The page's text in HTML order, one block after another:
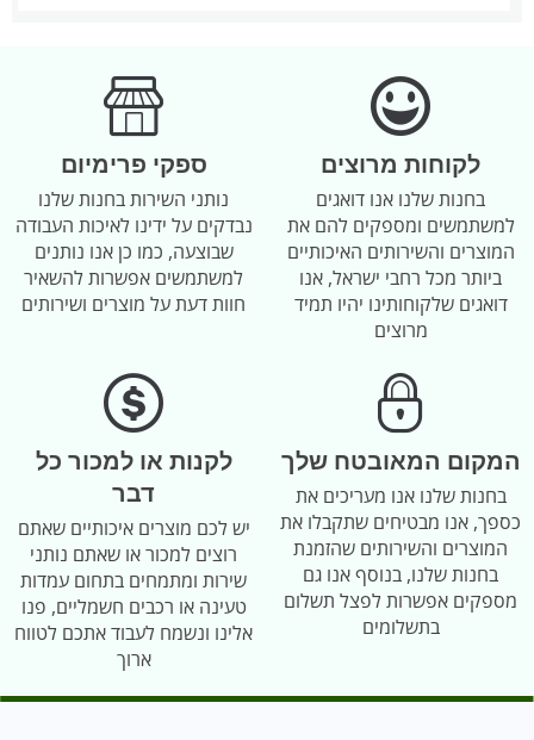
לקוחות מרוצים
בחנות שלנו אנו דואגים
למשתמשים ומספקים להם את
המוצרים והשירותים האיכותיים
ביותר מכל רחבי ישראל, אנו
דואגים שלקוחותינו יהיו תמיד
מרוצים
ספקי פרימיום
נותני השירות בחנות שלנו
נבדקים על ידינו לאיכות העבודה
שבוצעה, כמו כן אנו נותנים
למשתמשים אפשרות להשאיר
חוות דעת על מוצרים ושירותים
המקום המאובטח שלך
בחנות שלנו אנו מעריכים את
כספך, אנו מבטיחים שתקבלו את
המוצרים והשירותים שהזמנת
בחנות שלנו, בנוסף אנו גם
מספקים אפשרות לפצל תשלום
בתשלומים
לקנות או למכור כל
דבר
יש לכם מוצרים איכותיים שאתם
רוצים למכור או שאתם נותני
שירות ומתמחים בתחום עמדות
טעינה או רכבים חשמליים, פנו
אלינו ונשמח לעבוד אתכם לטווח
ארוך